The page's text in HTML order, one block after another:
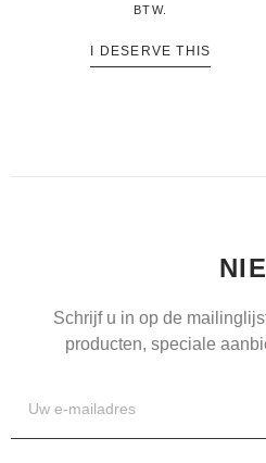
BTW.
I DESERVE THIS
Schrijf u in op de
producten, speciale